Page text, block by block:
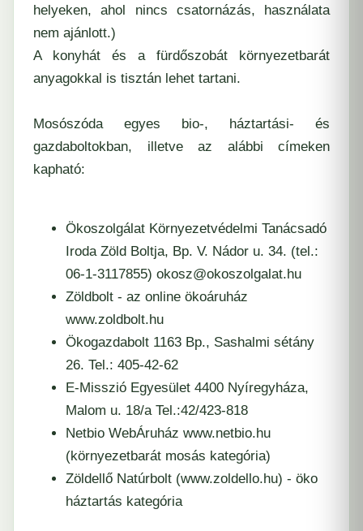
helyeken, ahol nincs csatornázás, használata
nem ajánlott.)
A konyhát és a fürdőszobát környezetbarát
anyagokkal is tisztán lehet tartani.
Mosószóda egyes bio-, háztartási- és
gazdaboltokban, illetve az alábbi címeken
kapható:
Ökoszolgálat Környezetvédelmi Tanácsadó
Iroda Zöld Boltja, Bp. V. Nádor u. 34. (tel.:
06-1-3117855) okosz@okoszolgalat.hu
Zöldbolt - az online ökoáruház
www.zoldbolt.hu
Ökogazdabolt 1163 Bp., Sashalmi sétány
26. Tel.: 405-42-62
E-Misszió Egyesület 4400 Nyíregyháza,
Malom u. 18/a Tel.:42/423-818
Netbio WebÁruház www.netbio.hu
(környezetbarát mosás kategória)
Zöldellő Natúrbolt (www.zoldello.hu) - öko
háztartás kategória